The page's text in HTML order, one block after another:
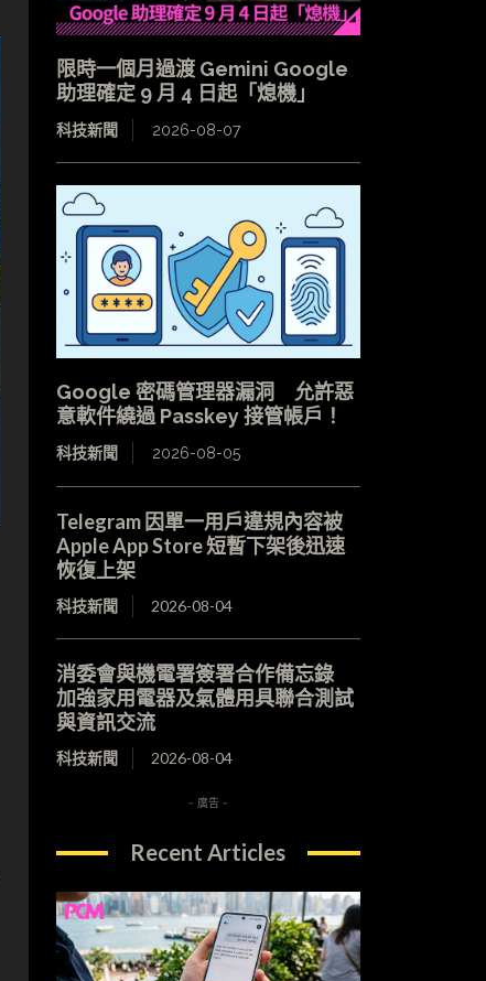
限時一個月過渡 Gemini Google
助理確定 9 月 4 日起「熄機」
科技新聞 2026-08-07
Google 密碼管理器漏洞 允許惡
意軟件繞過 Passkey 接管帳戶！
科技新聞 2026-08-05
Telegram 因單一用戶違規內容被
Apple App Store 短暫下架後迅速
恢復上架
科技新聞 2026-08-04
消委會與機電署簽署合作備忘錄
加強家用電器及氣體用具聯合測試
與資訊交流
科技新聞 2026-08-04
- 廣告 -
Recent Articles